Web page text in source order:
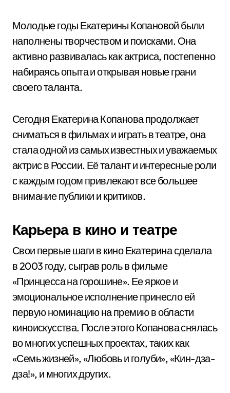
Молодые годы Екатерины Копановой были
наполнены творчеством и поисками. Она
активно развивалась как актриса, постепенно
набираясь опыта и открывая новые грани
своего таланта.
Сегодня Екатерина Копанова продолжает
сниматься в фильмах и играть в театре, она
стала одной из самых известных и уважаемых
актрис в России. Её талант и интересные роли
с каждым годом привлекают все большее
внимание публики и критиков.
Карьера в кино и театре
Свои первые шаги в кино Екатерина сделала
в 2003 году, сыграв роль в фильме
«Принцесса на горошине». Ее яркое и
эмоциональное исполнение принесло ей
первую номинацию на премию в области
киноискусства. После этого Копанова снялась
во многих успешных проектах, таких как
«Семь жизней», «Любовь и голуби», «Кин-дза-
дза!», и многих других.